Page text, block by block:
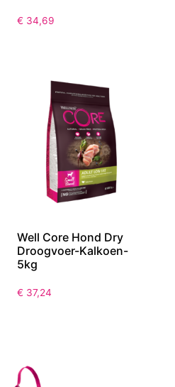
€ 34,69
Well Core Hond Dry
Droogvoer-Kalkoen-
5kg
€ 37,24